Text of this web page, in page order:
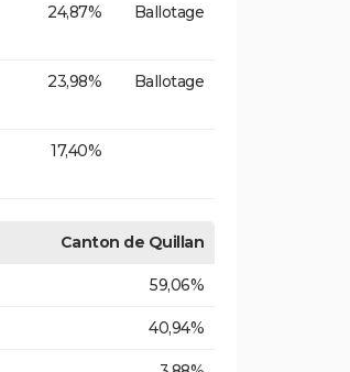
24,87% Ballotage
23,98% Ballotage
17,40%
Canton de Quillan
59,06%
40,94%